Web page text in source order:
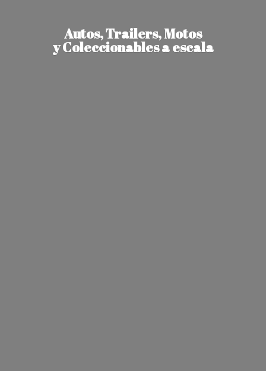
Autos, Trailers, Motos
y Coleccionablesa escala